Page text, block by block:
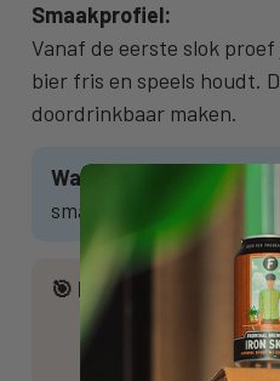
Smaakprofiel:
Vanaf de eerste slok
bier fris en speels houdt.
doordrinkbaar maken.
Waarom je deze wilt
smaak, perfect voor
🎯 Foodpairing:
🍣 Sushi en poke
🌮 Taco’s met